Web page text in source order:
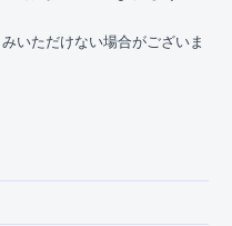
いただけない場合がございま